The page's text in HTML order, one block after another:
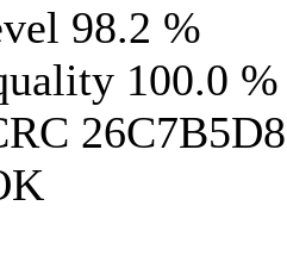
98.2 %
100.0 %
26C7B5D8